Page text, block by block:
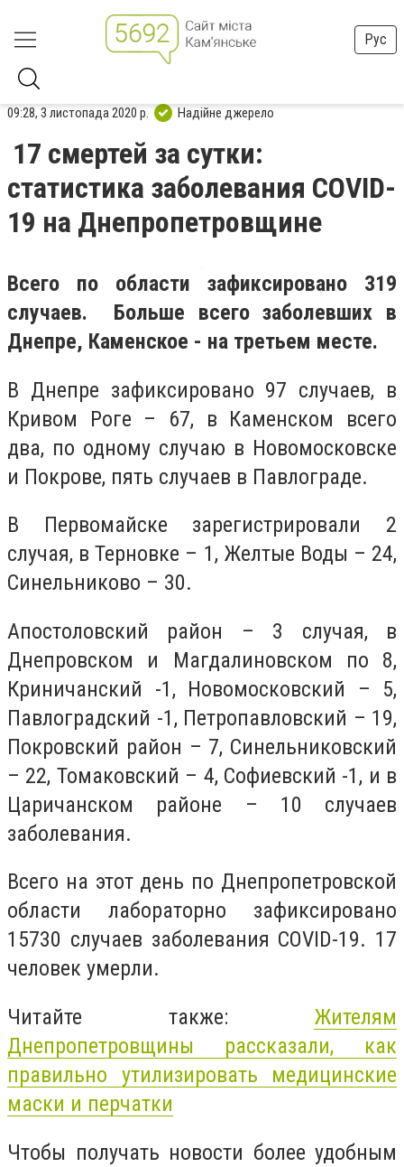
Рус
09:28, 3 листопада 2020 р. Надійне джерело
17 смертей за сутки:
статистика заболевания COVID-
19 на Днепропетровщине
Всего по области зафиксировано 319
случаев. Больше всего заболевших в
Днепре, Каменское - на третьем месте.
В Днепре зафиксировано 97 случаев, в
Кривом Роге – 67, в Каменском всего
два, по одному случаю в Новомосковске
и Покрове, пять случаев в Павлограде.
В Первомайске зарегистрировали 2
случая, в Терновке – 1, Желтые Воды – 24,
Синельниково – 30.
Апостоловский район – 3 случая, в
Днепровском и Магдалиновском по 8,
Криничанский -1, Новомосковский – 5,
Павлоградский -1, Петропавловский – 19,
Покровский район – 7, Синельниковский
– 22, Томаковский – 4, Софиевский -1, и в
Царичанском районе – 10 случаев
заболевания.
Всего на этот день по Днепропетровской
области лабораторно зафиксировано
15730 случаев заболевания COVID-19. 17
человек умерли.
Читайте также: Жителям
Днепропетровщины рассказали, как
правильно утилизировать медицинские
маски и перчатки
Чтобы получать новости более удобным